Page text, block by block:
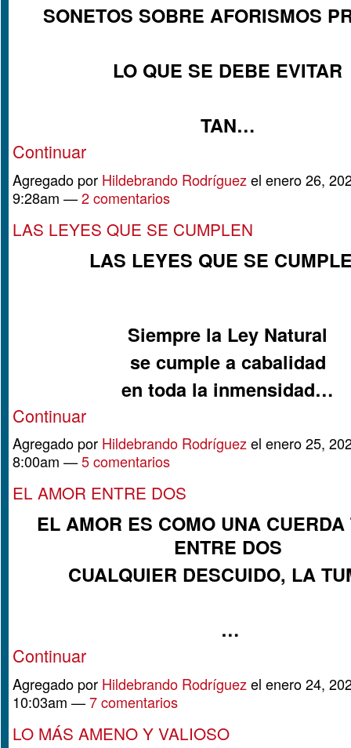
SONETOS SOBRE AFORISMOS
LO QUE SE DEBE EVITAR
TAN…
Continuar
Agregado por Hildebrando Rodríguez el enero 26,
9:28am —2 comentarios
LAS LEYES QUE SE CUMPLEN
LAS LEYES QUE SE
Siempre la Ley Natural
se cumple a cabalidad
en toda la inmensidad…
Continuar
Agregado por Hildebrando Rodríguezel enero 25,
8:00am —5 comentarios
EL AMOR ENTRE DOS
EL AMOR ES COMO UNA
ENTRE DOS
CUALQUIER DESCUIDO, LA
…
Continuar
Agregado por Hildebrando Rodríguezel enero 24,
10:03am —7 comentarios
LO MÁS AMENO Y VALIOSO